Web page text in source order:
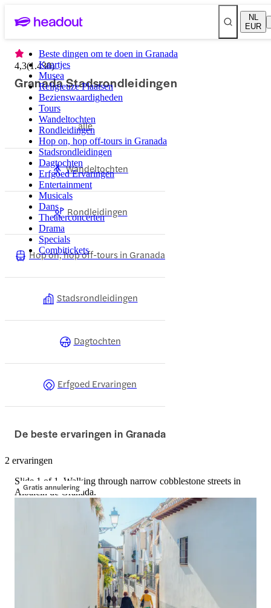
NL
EUR
Beste dingen om te doen in Granada
Kaartjes
Musea
Religieuze Plaatsen
Bezienswaardigheden
Tours
Wandeltochten
Rondleidingen
Hop on, hop off-tours in Granada
Stadsrondleidingen
Dagtochten
Erfgoed Ervaringen
Entertainment
Musicals
Dans
Theaterconcerten
Drama
Specials
Combitickets
4,3(1.430)
Granada Stadsrondleidingen
alle
Wandeltochten
Rondleidingen
Hop on, hop off-tours in Granada
Stadsrondleidingen
Dagtochten
Erfgoed Ervaringen
De beste ervaringen in Granada
2 ervaringen
Gratis annulering
Slide 1 of 1, Walking through narrow cobblestone streets in
Albaicin de Granada.